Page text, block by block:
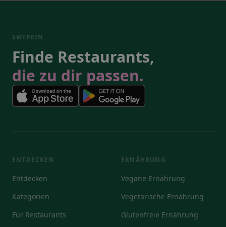
SWIPEIN
Finde Restaurants,
die zu dir passen.
ENTDECKEN
Entdecken
Kategorien
Für Restaurants
ERNÄHRUNG
Vegane Ernährung
Vegetarische Ernährung
Glutenfreie Ernährung